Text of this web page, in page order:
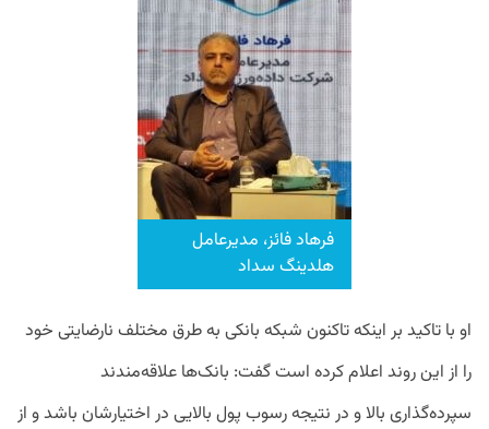
فرهاد فائز، مدیرعامل
هلدینگ سداد
او با تاکید بر اینکه تاکنون شبکه بانکی به طرق مختلف نارضایتی خود
را از این روند اعلام کرده‌ است گفت: بانک‌ها علاقه‌مندند
سپرده‌گذاری بالا و در نتیجه رسوب پول بالایی در اختیارشان باشد و از